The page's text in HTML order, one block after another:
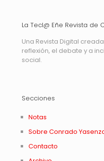
La Tecl@ Eñe Revista de
Una Revista Digital
reflexión, el debate y a
social.
Secciones
Notas
Sobre Conrado
Contacto